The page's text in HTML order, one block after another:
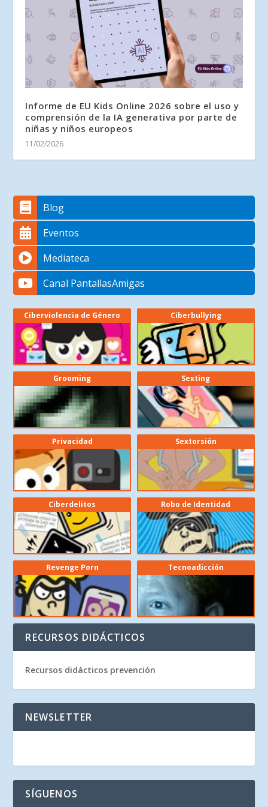
Informe de EU Kids Online 2026 sobre el uso y
comprensión de la IA generativa por parte de
niñas y niños europeos
11/02/2026
Blog
Eventos
Mediateca
Canal PantallasAmigas
Ciberviolencia de Género Ciberbullying
Grooming Sexting
Privacidad Sextorsión
Ciberdelitos Robo de Identidad
Revenge Porn Tecnoadicción
RECURSOS DIDÁCTICOS
Recursos didácticos prevención
NEWSLETTER
SÍGUENOS